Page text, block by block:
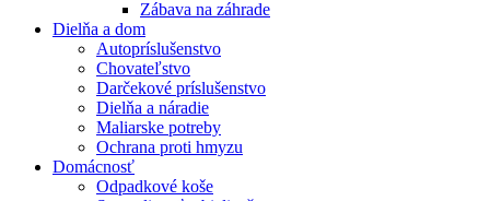
Zábava na záhrade
Dielňa a dom
Autopríslušenstvo
Chovateľstvo
Darčekové príslušenstvo
Dielňa a náradie
Maliarske potreby
Ochrana proti hmyzu
Domácnosť
Odpadkové koše